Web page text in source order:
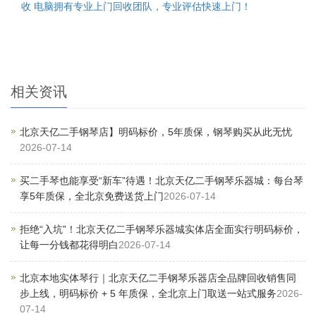
收 电脑拥有专业上门回收团队，专业评估快速上门！
相关资讯
北京天亿二手钢琴店】明码标价，5年质保，钢琴购买从此无忧
2026-07-14
买二手琴也能享受“新车”待遇！北京天亿二手钢琴乐器城：每台琴
享5年质保，全北京免费送货上门2026-07-14
拒绝“入坑”！北京天亿二手钢琴乐器城实体店全面实行明码标价，
让每一分钱都花得明白2026-07-14
北京本地实体琴行｜北京天亿二手钢琴乐器店全品牌回收销售同
步上线，明码标价 + 5 年质保，全北京上门取送一站式服务2026-
07-14